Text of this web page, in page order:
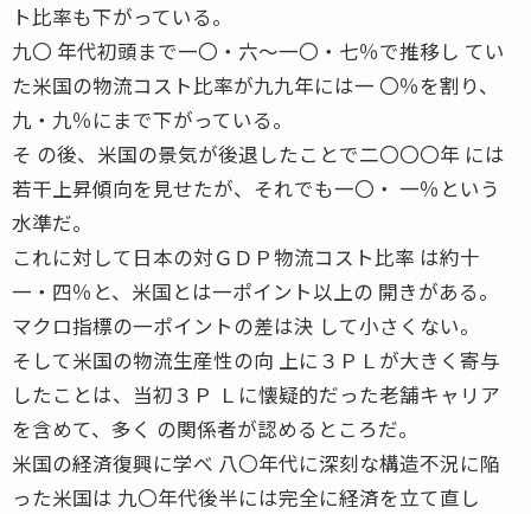
ト比率も下がっている。
九〇 年代初頭まで一〇・六〜一〇・七％で推移し てい
た米国の物流コスト比率が九九年には一 〇％を割り、
九・九％にまで下がっている。
そ の後、米国の景気が後退したことで二〇〇〇年 には
若干上昇傾向を見せたが、それでも一〇・ 一％という
水準だ。
これに対して日本の対ＧＤＰ物流コスト比率 は約十
一・四％と、米国とは一ポイント以上の 開きがある。
マクロ指標の一ポイントの差は決 して小さくない。
そして米国の物流生産性の向 上に３ＰＬが大きく寄与
したことは、当初３Ｐ Ｌに懐疑的だった老舗キャリア
を含めて、多く の関係者が認めるところだ。
米国の経済復興に学べ 八〇年代に深刻な構造不況に陥
った米国は 九〇年代後半には完全に経済を立て直し